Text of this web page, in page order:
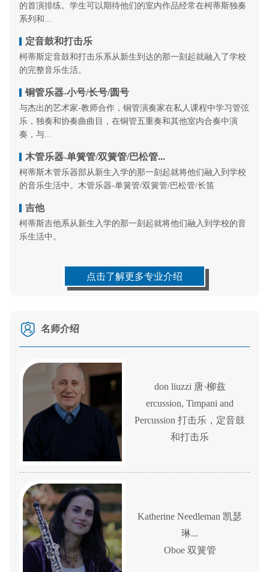
的首演排练。学生可以期待他们的室内作品经常在柯蒂斯独奏
系列和...
定音鼓和打击乐
柯蒂斯定音鼓和打击乐系从新生到达的那一刻起就融入了学校
的完整音乐生活。
铜管乐器-小号/长号/圆号
与杰出的艺术家-教师合作，铜管演奏家在私人课程中学习管弦
乐，独奏和协奏曲曲目，在铜管五重奏和其他室内合奏中演
奏，与...
木管乐器-单簧管/双簧管/巴松管...
柯蒂斯木管乐器部从新生入学的那一刻起就将他们融入到学校
的音乐生活中。木管乐器-单簧管/双簧管/巴松管/长笛
吉他
柯蒂斯吉他系从新生入学的那一刻起就将他们融入到学校的音
乐生活中。
点击了解更多专业介绍
名师介绍
don liuzzi 唐·柳兹
ercussion, Timpani and
Percussion 打击乐，定音鼓
和打击乐
Katherine Needleman 凯瑟
琳...
Oboe 双簧管